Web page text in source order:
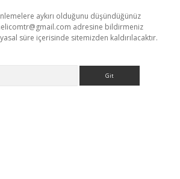
aykırı olduğunu düşündüğünüz
adresine bildirmeniz
süre içerisinde sitemizden kaldırılacaktır.